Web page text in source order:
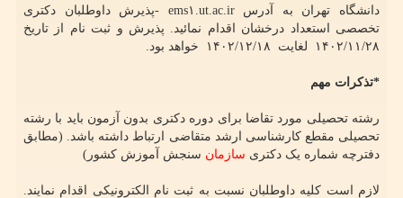
دانشگاه تهران به آدرس ems۱.ut.ac.ir -پذیرش داوطلبان دکتری
تخصصی استعداد درخشان اقدام نمائید. پذیرش و ثبت نام از تاریخ
۲۸/‏۱۱/‏۱۴۰۲‬ ‬ لغایت ‬ ۱۸/‏۱۲/‏۱۴۰۲ ‬ خواهد بود.
*تذکرات مهم
رشته تحصیلی مورد تقاضا برای دوره دکتری بدون آزمون باید با رشته
تحصیلی مقطع کارشناسی ارشد متقاضی ارتباط داشته باشد. (مطابق
دفترچه شماره یک دکتری سازمان سنجش آموزش کشور)
لازم است کلیه داوطلبان نسبت به ثبت نام الکترونیکی اقدام نمایند.